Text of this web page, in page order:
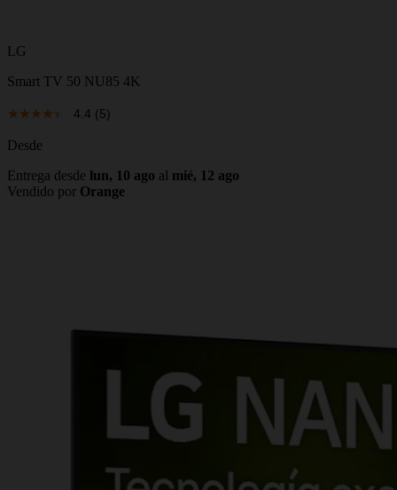
LG
Smart TV 50 NU85 4K
4.4 (5)
Desde
Entrega desde lun, 10 ago al mié, 12 ago
Vendido por Orange